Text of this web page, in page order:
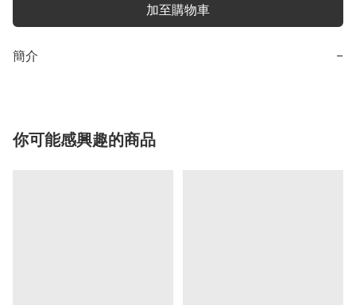
加至購物車
簡介 −
你可能感興趣的商品